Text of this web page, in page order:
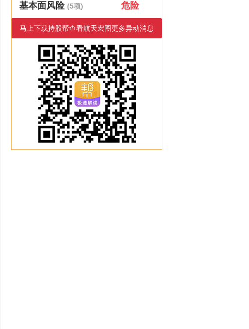
基本面风险 (5项) 危险
马上下载持股帮查看航天宏图更多异动消息